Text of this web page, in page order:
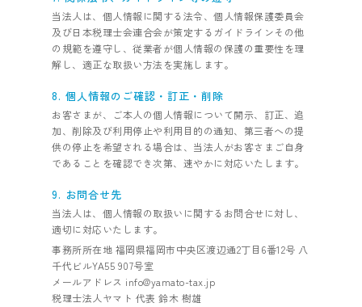
当法人は、個人情報に関する法令、個人情報保護委員会
及び日本税理士会連合会が策定するガイドラインその他
の規範を遵守し、従業者が個人情報の保護の重要性を理
解し、適正な取扱い方法を実施します。
8. 個人情報のご確認・訂正・削除
お客さまが、ご本人の個人情報について開示、訂正、追
加、削除及び利用停止や利用目的の通知、第三者への提
供の停止を希望される場合は、当法人がお客さまご自身
であることを確認でき次第、速やかに対応いたします。
9. お問合せ先
当法人は、個人情報の取扱いに関するお問合せに対し、
適切に対応いたします。
事務所所在地 福岡県福岡市中央区渡辺通2丁目6番12号 八
千代ビルYA55 907号室
メールアドレス info@yamato-tax.jp
税理士法人ヤマト 代表 鈴木 樹雄